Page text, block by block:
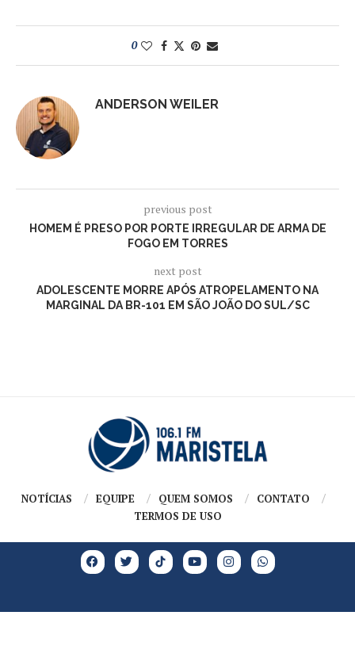
0
ANDERSON WEILER
previous post
HOMEM É PRESO POR PORTE IRREGULAR DE ARMA DE
FOGO EM TORRES
next post
ADOLESCENTE MORRE APÓS ATROPELAMENTO NA
MARGINAL DA BR-101 EM SÃO JOÃO DO SUL/SC
NOTÍCIAS EQUIPE QUEM SOMOS
CONTATO
TERMOS DE USO